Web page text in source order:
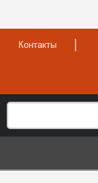
Контакты